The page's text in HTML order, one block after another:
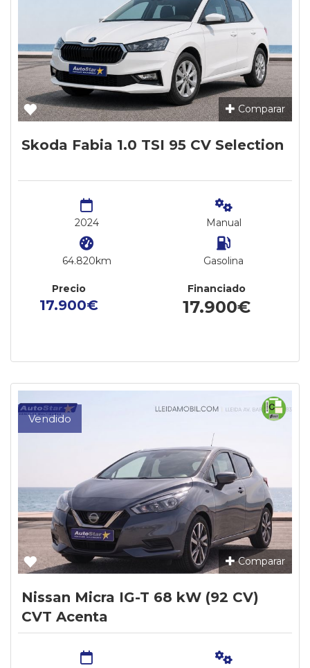
Comparar
Skoda Fabia 1.0 TSI 95 CV Selection
2024
64.820km
Manual
Gasolina
Precio
17.900€
Financiado
17.900€
Vendido
Comparar
Nissan Micra IG-T 68 kW (92 CV)
CVT Acenta